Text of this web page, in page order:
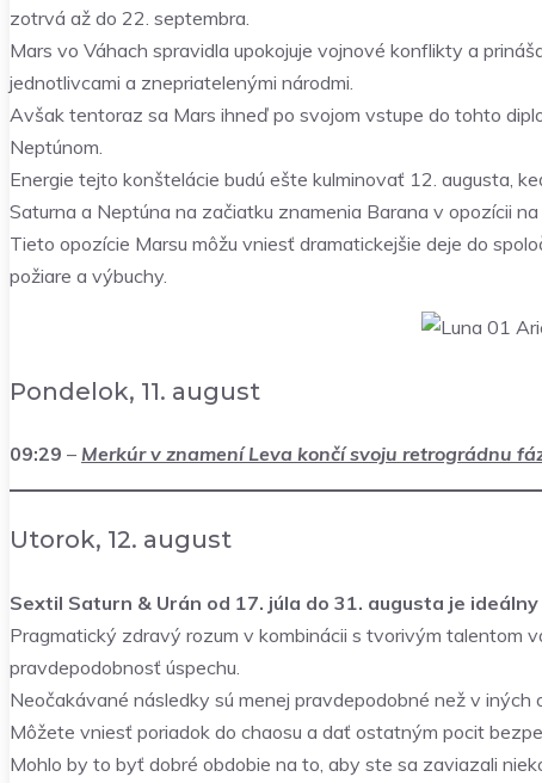
zotrvá až do 22. septembra.
Mars vo Váhach spravidla upokojuje vojnové konflikty a
jednotlivcami a znepriatelenými národmi.
Avšak tentoraz sa Mars ihneď po svojom vstupe do tohto
Neptúnom.
Energie tejto konštelácie budú ešte kulminovať 12. augusta,
Saturna a Neptúna na začiatku znamenia Barana v opozícii
Tieto opozície Marsu môžu vniesť dramatickejšie deje do
požiare a výbuchy.
Pondelok, 11. august
09:29 – Merkúr v znamení Leva končí svoju retrográdnu
Utorok, 12. august
Sextil Saturn & Urán od 17. júla do 31. augusta je
Pragmatický zdravý rozum v kombinácii s tvorivým talentom
pravdepodobnosť úspechu.
Neočakávané následky sú menej pravdepodobné než v iných
Môžete vniesť poriadok do chaosu a dať ostatným pocit
Mohlo by to byť dobré obdobie na to, aby ste sa zaviazali